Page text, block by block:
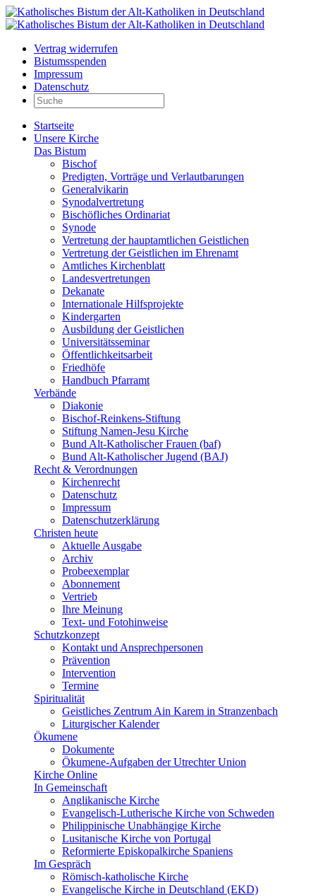
Vertrag widerrufen
Bistumsspenden
Impressum
Datenschutz
Startseite
Unsere Kirche
Das Bistum
Bischof
Predigten, Vorträge und Verlautbarungen
Generalvikarin
Synodalvertretung
Bischöfliches Ordinariat
Synode
Vertretung der hauptamtlichen Geistlichen
Vertretung der Geistlichen im Ehrenamt
Amtliches Kirchenblatt
Landesvertretungen
Dekanate
Internationale Hilfsprojekte
Kindergarten
Ausbildung der Geistlichen
Universitätsseminar
Öffentlichkeitsarbeit
Friedhöfe
Handbuch Pfarramt
Verbände
Diakonie
Bischof-Reinkens-Stiftung
Stiftung Namen-Jesu Kirche
Bund Alt-Katholischer Frauen (baf)
Bund Alt-Katholischer Jugend (BAJ)
Recht & Verordnungen
Kirchenrecht
Datenschutz
Impressum
Datenschutzerklärung
Christen heute
Aktuelle Ausgabe
Archiv
Probeexemplar
Abonnement
Vertrieb
Ihre Meinung
Text- und Fotohinweise
Schutzkonzept
Kontakt und Ansprechpersonen
Prävention
Intervention
Termine
Spiritualität
Geistliches Zentrum Ain Karem in Stranzenbach
Liturgischer Kalender
Ökumene
Dokumente
Ökumene-Aufgaben der Utrechter Union
Kirche Online
In Gemeinschaft
Anglikanische Kirche
Evangelisch-Lutherische Kirche von Schweden
Philippinische Unabhängige Kirche
Lusitanische Kirche von Portugal
Reformierte Episkopalkirche Spaniens
Im Gespräch
Römisch-katholische Kirche
Evangelische Kirche in Deutschland (EKD)